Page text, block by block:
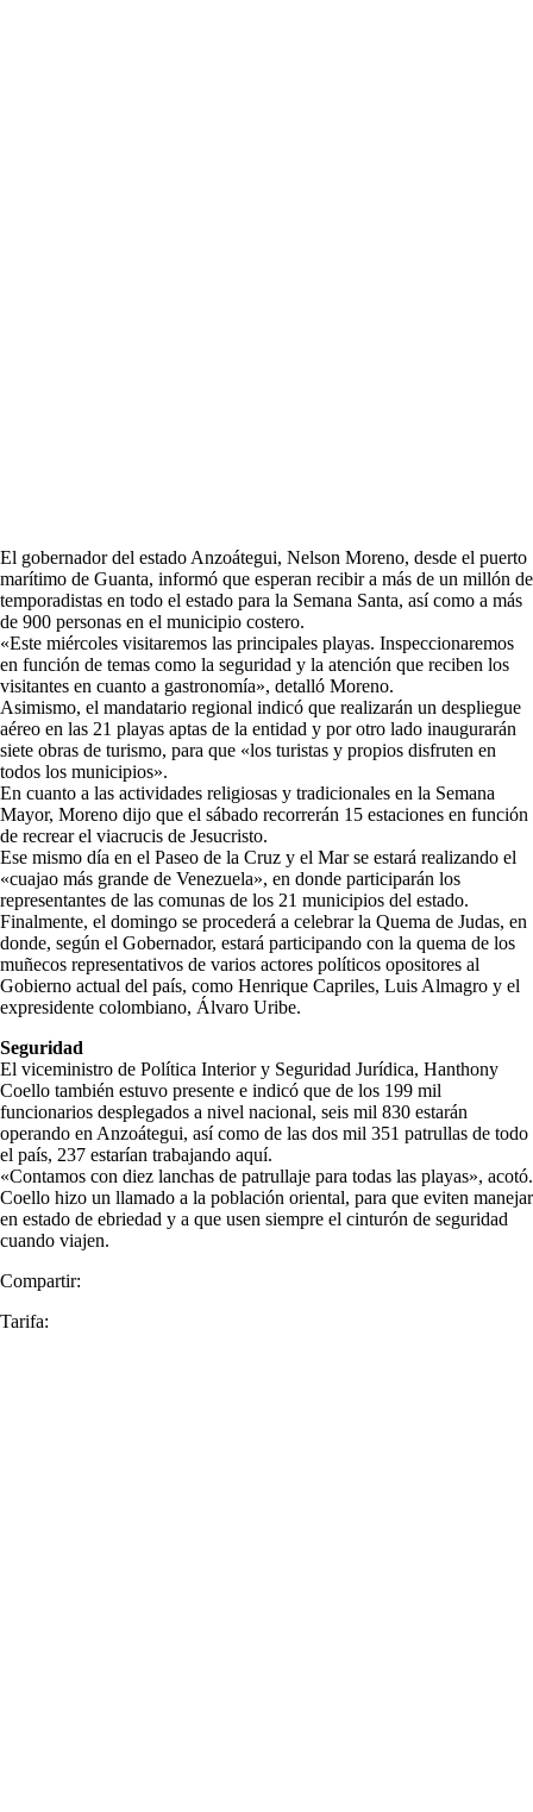
El gobernador del estado Anzoátegui, Nelson Moreno, desde el puerto
marítimo de Guanta, informó que esperan recibir a más de un millón de
temporadistas en todo el estado para la Semana Santa, así como a más
de 900 personas en el municipio costero.
«Este miércoles visitaremos las principales playas. Inspeccionaremos
en función de temas como la seguridad y la atención que reciben los
visitantes en cuanto a gastronomía», detalló Moreno.
Asimismo, el mandatario regional indicó que realizarán un despliegue
aéreo en las 21 playas aptas de la entidad y por otro lado inaugurarán
siete obras de turismo, para que «los turistas y propios disfruten en
todos los municipios».
En cuanto a las actividades religiosas y tradicionales en la Semana
Mayor, Moreno dijo que el sábado recorrerán 15 estaciones en función
de recrear el viacrucis de Jesucristo.
Ese mismo día en el Paseo de la Cruz y el Mar se estará realizando el
«cuajao más grande de Venezuela», en donde participarán los
representantes de las comunas de los 21 municipios del estado.
Finalmente, el domingo se procederá a celebrar la Quema de Judas, en
donde, según el Gobernador, estará participando con la quema de los
muñecos representativos de varios actores políticos opositores al
Gobierno actual del país, como Henrique Capriles, Luis Almagro y el
expresidente colombiano, Álvaro Uribe.
Seguridad
El viceministro de Política Interior y Seguridad Jurídica, Hanthony
Coello también estuvo presente e indicó que de los 199 mil
funcionarios desplegados a nivel nacional, seis mil 830 estarán
operando en Anzoátegui, así como de las dos mil 351 patrullas de todo
el país, 237 estarían trabajando aquí.
«Contamos con diez lanchas de patrullaje para todas las playas», acotó.
Coello hizo un llamado a la población oriental, para que eviten manejar
en estado de ebriedad y a que usen siempre el cinturón de seguridad
cuando viajen.
Compartir:
Tarifa: